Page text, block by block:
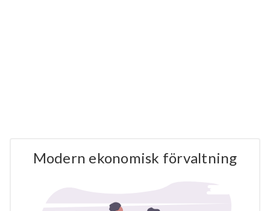
Modern ekonomisk förvaltning